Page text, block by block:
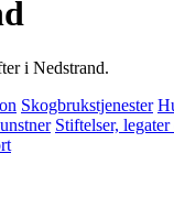
i Nedstrand.
Skogbrukstjenester
Stiftelser,